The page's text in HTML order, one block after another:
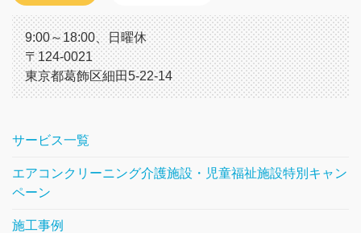
9:00～18:00、日曜休
〒124-0021
東京都葛飾区細田5-22-14
サービス一覧
エアコンクリーニング介護施設・児童福祉施設特別キャン
ペーン
施工事例